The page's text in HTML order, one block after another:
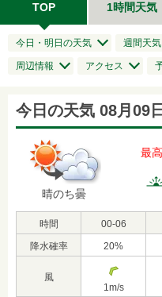
TOP 1時間天気
今日・明日の天気 週間天気
周辺情報 アクセス
今日の天気 08月09日
晴のち曇
最高
時間 00-06
降水確率
20%
風
1m/s